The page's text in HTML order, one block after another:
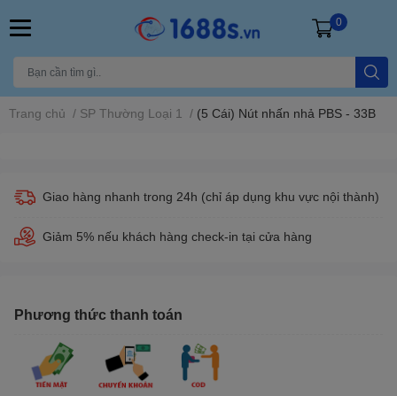
0
Trang chủ / SP Thường Loại 1 / (5 Cái) Nút nhấn nhả PBS - 33B
Giao hàng nhanh trong 24h (chỉ áp dụng khu vực nội thành)
Giảm 5% nếu khách hàng check-in tại cửa hàng
Phương thức thanh toán